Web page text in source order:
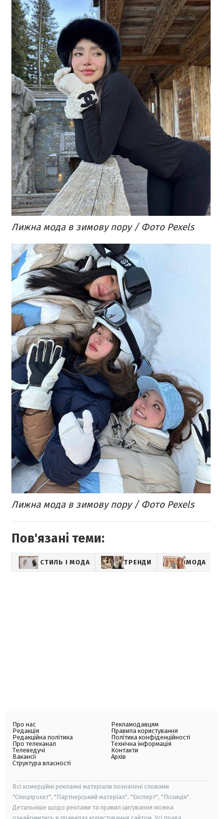
Лижна мода в зимову пору / Фото Pexels
Лижна мода в зимову пору / Фото Pexels
Пов'язані теми:
СТИЛЬ І МОДА ТРЕНДИ МОДА
Про нас
Редакція
Редакційна політика
Про телеканал
Телеведучі
Вакансії
Структура власності
Рекламодавцям
Правила користування
Політика конфіденційності
Технічна інформація
Контакти
Архів
Всі комерційні рекламні матеріали позначені словами
"Спецпроєкт", "Партнерський матеріал", "Експерт", "Позиція".
Детальніше щодо реклами та правил цитування можна